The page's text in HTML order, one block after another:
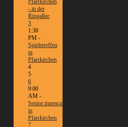
Pfarrkirchen
- in der
Ringallee
3
1:30
PM -
Spieletreffen
in
Pfarrkirchen
4
5
6
9:00
AM -
Senior:innencafé
in
Pfarrkirchen
7